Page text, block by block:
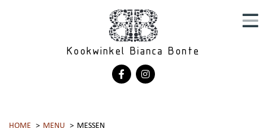
Kookwinkel Bianca Bonte
HOME MENU MESSEN